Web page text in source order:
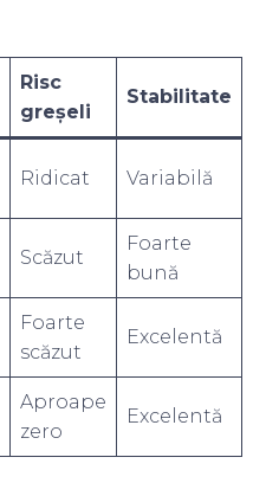
Risc
greșeli
Stabilitate
Ridicat Variabilă
Scăzut
Foarte
bună
Foarte
scăzut
Excelentă
Aproape
zero
Excelentă